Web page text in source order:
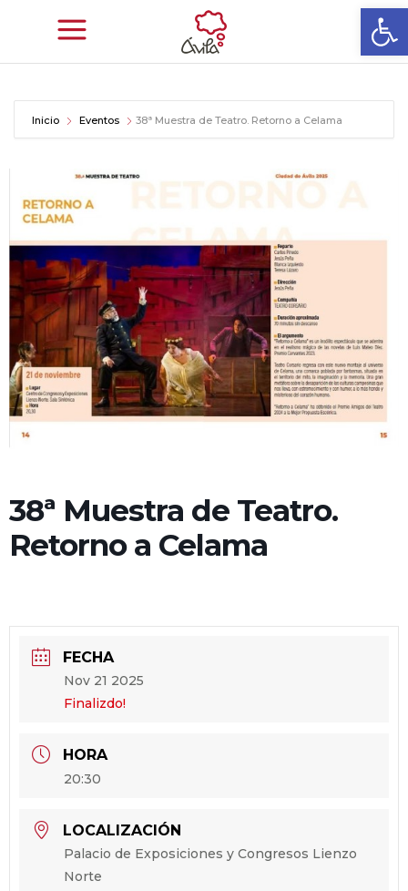
Inicio Eventos 38ª Muestra de Teatro. Retorno a Celama
38ª Muestra de Teatro.
Retorno a Celama
FECHA
Nov 21 2025
Finalizdo!
HORA
20:30
LOCALIZACIÓN
Palacio de Exposiciones y Congresos Lienzo
Norte